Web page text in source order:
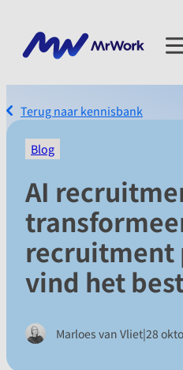
Terug naar kennisbank
Blog
AI
recruitment
vind het
Marloes van Vliet|28